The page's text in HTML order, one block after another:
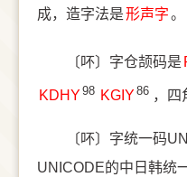
成，造字法是形声字。
〔吥〕字仓颉码是
KDHY 98 KGIY 86 ，四
〔吥〕字统一码
UNICODE的中日韩统